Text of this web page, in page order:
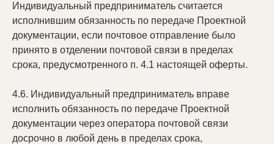
Индивидуальный предприниматель считается
исполнившим обязанность по передаче Проектной
документации, если почтовое отправление было
принято в отделении почтовой связи в пределах
срока, предусмотренного п. 4.1 настоящей оферты.
4.6. Индивидуальный предприниматель вправе
исполнить обязанность по передаче Проектной
документации через оператора почтовой связи
досрочно в любой день в пределах срока,